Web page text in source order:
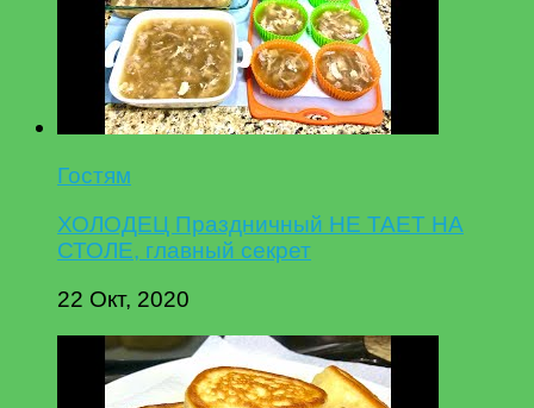
Гостям
ХОЛОДЕЦ Праздничный НЕ ТАЕТ НА
СТОЛЕ, главный секрет
22 Окт, 2020